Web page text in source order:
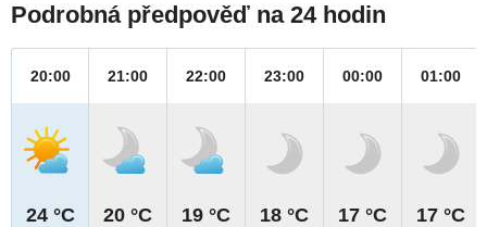
Podrobná předpověď na 24 hodin
20:00
24 °C
21:00
20 °C
22:00
19 °C
23:00
18 °C
00:00
17 °C
01:00
17 °C